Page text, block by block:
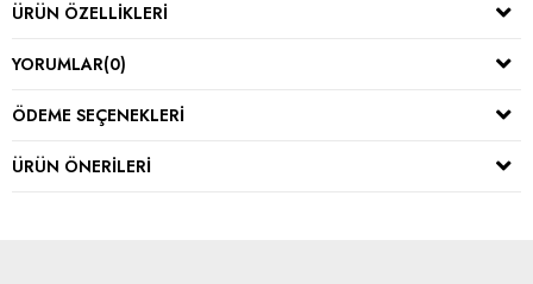
ÜRÜN ÖZELLIKLERI
YORUMLAR(0)
ÖDEME SEÇENEKLERI
ÜRÜN ÖNERILERI